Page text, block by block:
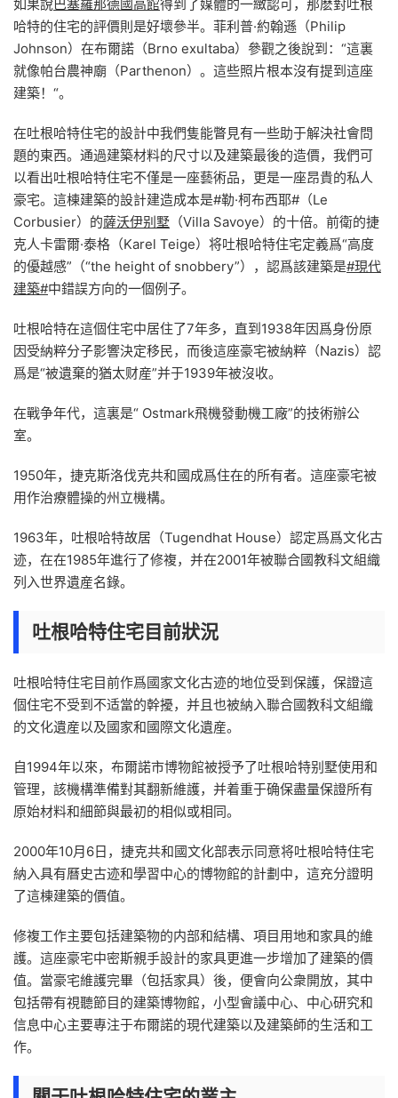
如果說巴塞羅那德國高館得到了媒體的一緻認可，那麽對吐根
哈特的住宅的評價則是好壞參半。菲利普·約翰遜（Philip
Johnson）在布爾諾（Brno exultaba）參觀之後說到：“這裏
就像帕台農神廟（Parthenon）。這些照片根本沒有提到這座
建築！“。
在吐根哈特住宅的設計中我們隻能瞥見有一些助于解決社會問
題的東西。通過建築材料的尺寸以及建築最後的造價，我們可
以看出吐根哈特住宅不僅是一座藝術品，更是一座昂貴的私人
豪宅。這棟建築的設計建造成本是#勒·柯布西耶#（Le
Corbusier）的薩沃伊别墅 （Villa Savoye）的十倍。前衛的捷
克人卡雷爾·泰格（Karel Teige）将吐根哈特住宅定義爲“高度
的優越感”（“the height of snobbery”），認爲該建築是#現代
建築#中錯誤方向的一個例子。
吐根哈特在這個住宅中居住了7年多，直到1938年因爲身份原
因受納粹分子影響決定移民，而後這座豪宅被納粹（Nazis）認
爲是“被遺棄的猶太财産”并于1939年被沒收。
在戰争年代，這裏是“ Ostmark飛機發動機工廠”的技術辦公
室。
1950年，捷克斯洛伐克共和國成爲住在的所有者。這座豪宅被
用作治療體操的州立機構。
1963年，吐根哈特故居（Tugendhat House）認定爲爲文化古
迹，在在1985年進行了修複，并在2001年被聯合國教科文組織
列入世界遺産名錄。
吐根哈特住宅目前狀況
吐根哈特住宅目前作爲國家文化古迹的地位受到保護，保證這
個住宅不受到不适當的幹擾，并且也被納入聯合國教科文組織
的文化遺産以及國家和國際文化遺産。
自1994年以來，布爾諾市博物館被授予了吐根哈特别墅使用和
管理，該機構準備對其翻新維護，并着重于确保盡量保證所有
原始材料和細節與最初的相似或相同。
2000年10月6日，捷克共和國文化部表示同意将吐根哈特住宅
納入具有曆史古迹和學習中心的博物館的計劃中，這充分證明
了這棟建築的價值。
修複工作主要包括建築物的内部和結構、項目用地和家具的維
護。這座豪宅中密斯親手設計的家具更進一步增加了建築的價
值。當豪宅維護完畢（包括家具）後，便會向公衆開放，其中
包括帶有視聽節目的建築博物館，小型會議中心、中心研究和
信息中心主要專注于布爾諾的現代建築以及建築師的生活和工
作。